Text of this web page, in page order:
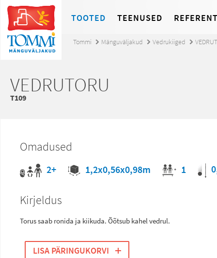
TOOTED TEENUSED
Tommi Mänguväljakud Vedrukiiged
VEDRUTORU
T109
Omadused
2+ 1,2x0,56x0,98m 1
Kirjeldus
Torus saab ronida ja kiikuda. Õõtsub kahel vedrul.
LISA PÄRINGUKORVI